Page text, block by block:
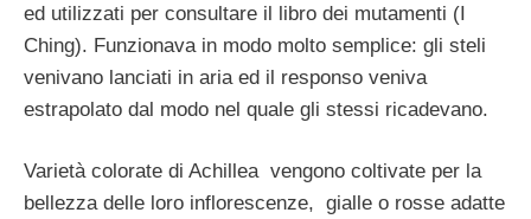
ed utilizzati per consultare il libro dei mutamenti (I
Ching). Funzionava in modo molto semplice: gli steli
venivano lanciati in aria ed il responso veniva
estrapolato dal modo nel quale gli stessi ricadevano.
Varietà colorate di Achillea vengono coltivate per la
bellezza delle loro inflorescenze, gialle o rosse adatte